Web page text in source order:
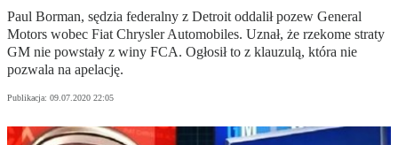
Paul Borman, sędzia federalny z Detroit oddalił pozew General
Motors wobec Fiat Chrysler Automobiles. Uznał, że rzekome straty
GM nie powstały z winy FCA. Ogłosił to z klauzulą, która nie
pozwala na apelację.
Publikacja: 09.07.2020 22:05